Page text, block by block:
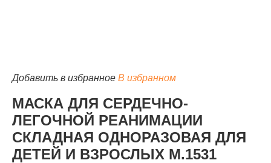
Добавить в избранное В избранном
МАСКА ДЛЯ СЕРДЕЧНО-
ЛЕГОЧНОЙ РЕАНИМАЦИИ
СКЛАДНАЯ ОДНОРАЗОВАЯ ДЛЯ
ДЕТЕЙ И ВЗРОСЛЫХ М.1531